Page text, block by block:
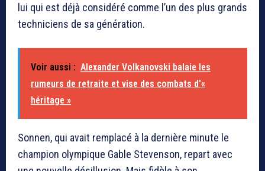
lui qui est déjà considéré comme l’un des plus grands
techniciens de sa génération.
Voir aussi : Alexander Volkanovski balaie les
rumeurs de retraite et vise des combats d'«
héritage »
Sonnen, qui avait remplacé à la dernière minute le
champion olympique Gable Stevenson, repart avec